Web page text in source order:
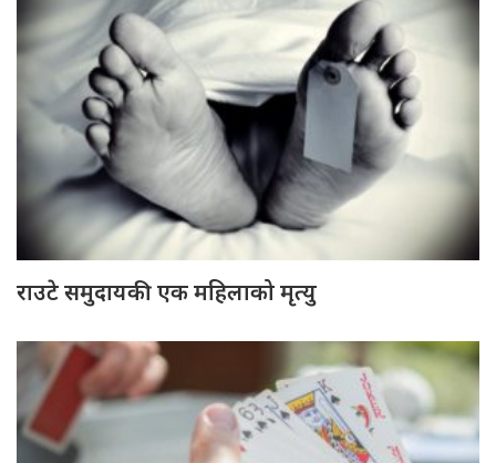
राउटे समुदायकी एक महिलाको मृत्यु